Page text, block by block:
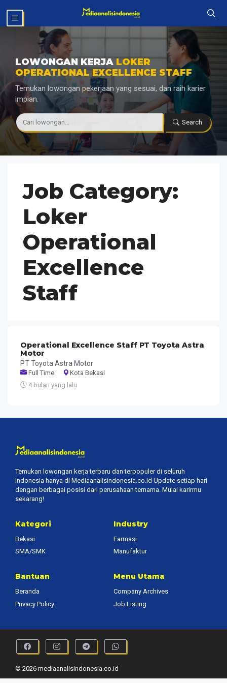
isi
MENU
LOWONGAN KERJA LOKER
OPERATIONAL EXCELLENCE STAFF
Temukan lowongan pekerjaan yang sesuai, dan raih karier
impian.
Search
Job Category:
Loker
Operational
Excellence
Staff
Operational Excellence Staff PT Toyota Astra
Motor
PT Toyota Astra Motor
Full Time
Kota Bekasi
4 bulan yang lalu
Temukan lowongan kerja terbaru dan terpopuler di seluruh
Indonesia hanya di Mediaanalisindonesia.co.id Update setiap hari
dengan berbagai posisi dari perusahaan ternama. Mulai karirmu
sekarang!
Kategori
Bekasi
SMA/SMK
Industry
Farmasi
Manufaktur
Bantuan
Beranda
Privacy Policy
Menu Utama
Company Archives
Job Listing
© 2026 mediaanalisindonesia.co.id